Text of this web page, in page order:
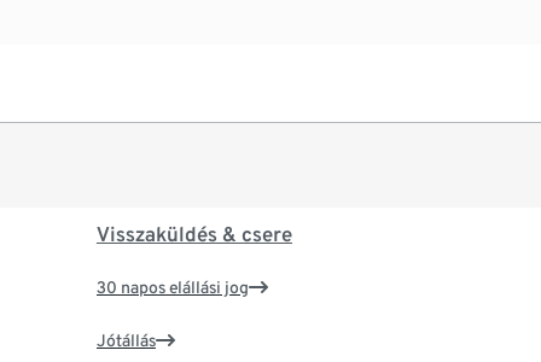
Visszaküldés & csere
30 napos elállási jog
Jótállás